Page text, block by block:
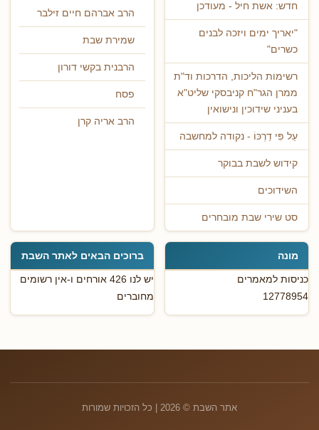
חדש: אשת חיל - מעודכן
"יאריך ימים ויזכה לבנים
כשרים"
רשימות הליכות, הדרכות וד"ת
ממרן הגר"ח קניבסקי שליט"א
בעניני שידוכין ונישואין
עַל פִּי דַרְכּוֹ - נקודה למחשבה
קידוש לשבת בבוקר
השידוכים
סט שירי שבת מובחרים
הרב אברהם חיים זילבר
שמירת שבת
הרבנית בקשי דורון
פסח
הרב אריה קרן
מונה
כניסות למאמרים
12778954
ברוכים הבאים לאתר השבת
יש לנו 426 אורחים ו-אין רשומים
מחוברים
אתר השבת © 2026 | כל הזכויות שמורות